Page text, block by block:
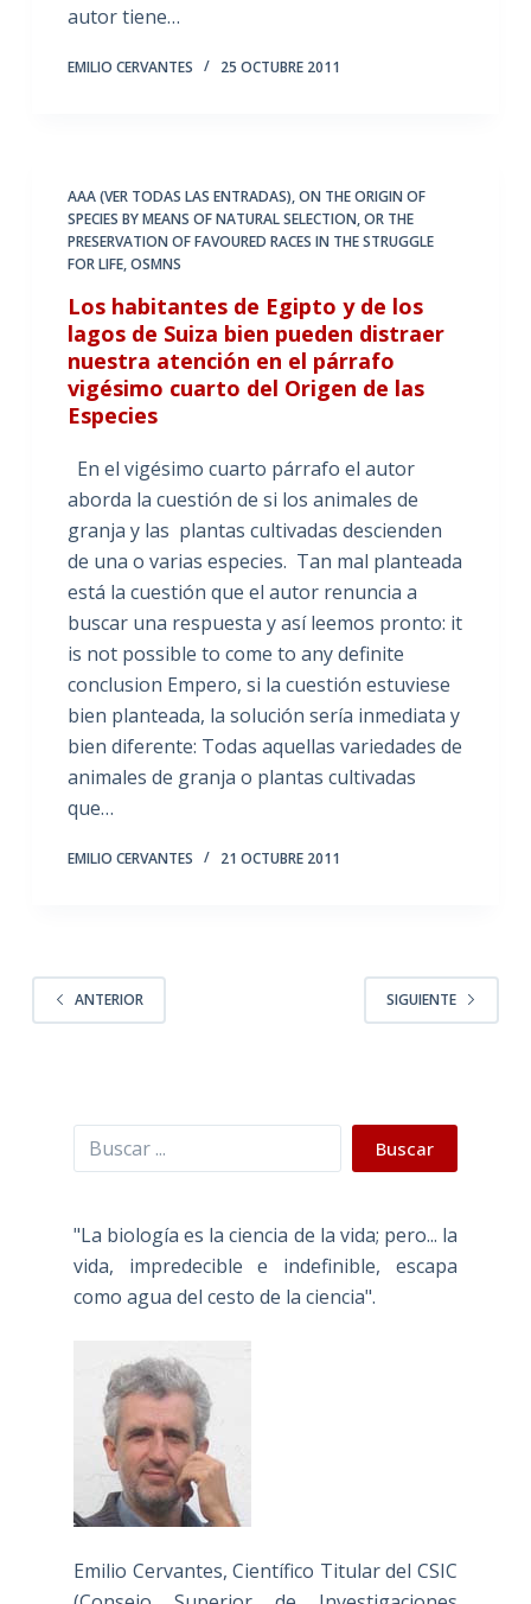
autor tiene…
EMILIO CERVANTES 25 OCTUBRE 2011
AAA (VER TODAS LAS ENTRADAS),ON THE ORIGIN OF
SPECIES BY MEANS OF NATURAL SELECTION,OR THE
PRESERVATION OF FAVOURED RACES IN THE STRUGGLE
FOR LIFE,OSMNS
Los habitantes de Egipto y de los
lagos de Suiza bien pueden distraer
nuestra atención en el párrafo
vigésimo cuarto del Origen de las
Especies
En el vigésimo cuarto párrafo el autor
aborda la cuestión de si los animales de
granja y las plantas cultivadas descienden
de una o varias especies. Tan mal planteada
está la cuestión que el autor renuncia a
buscar una respuesta y así leemos pronto: it
is not possible to come to any definite
conclusion Empero, si la cuestión estuviese
bien planteada, la solución sería inmediata y
bien diferente: Todas aquellas variedades de
animales de granja o plantas cultivadas
que…
EMILIO CERVANTES 21 OCTUBRE 2011
ANTERIOR SIGUIENTE
Buscar Buscar
"La biología es la ciencia de la vida; pero... la
vida, impredecible e indefinible, escapa
como agua del cesto de la ciencia".
Emilio Cervantes, Científico Titular del CSIC